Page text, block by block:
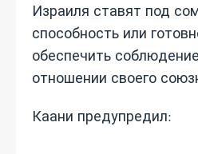
Израиля ставят под
способность или
обеспечить
отношении своего
Каани предупредил: